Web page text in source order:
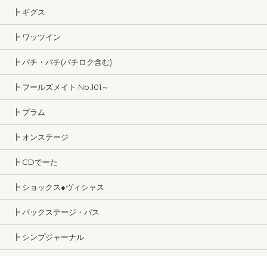
┣ ギグス
┣ ワッツイン
┣ パチ・パチ(パチロク含む)
┣ フールズメイト No.101～
┣ プラム
┣ オンステージ
┣ CDでーた
┣ ショックス●ヴィシャス
┣ バックステージ・パス
┣ シンプジャーナル